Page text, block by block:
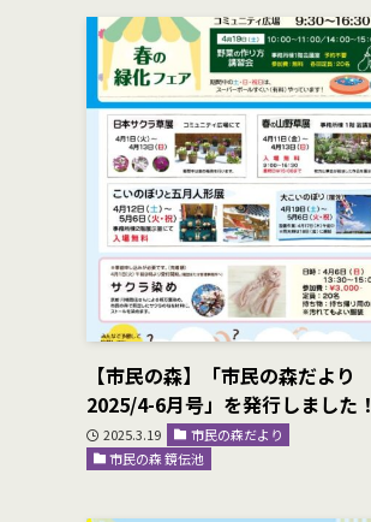
【市民の森】「市民の森だより
2025/4-6月号」を発行しました！
2025.3.19
市民の森だより
市民の森 鏡伝池